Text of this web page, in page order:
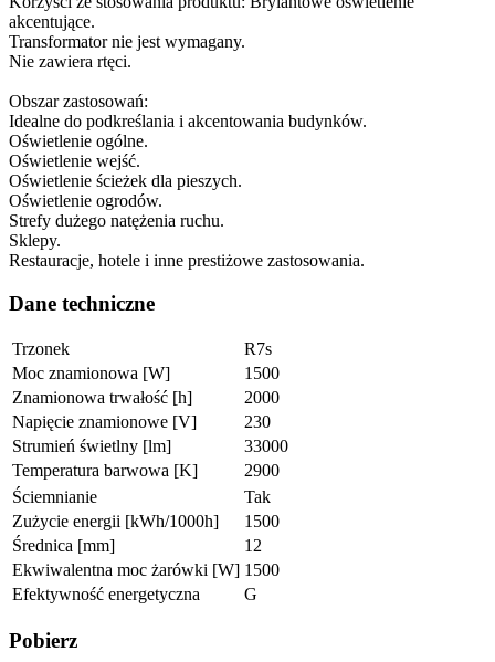
akcentujące.
Transformator nie jest wymagany.
Nie zawiera rtęci.
Obszar zastosowań:
Idealne do podkreślania i akcentowania budynków.
Oświetlenie ogólne.
Oświetlenie wejść.
Oświetlenie ścieżek dla pieszych.
Oświetlenie ogrodów.
Strefy dużego natężenia ruchu.
Sklepy.
Restauracje, hotele i inne prestiżowe zastosowania.
Dane techniczne
Trzonek
R7s
Moc znamionowa [W]
1500
Znamionowa trwałość [h]
2000
Napięcie znamionowe [V]
230
Strumień świetlny [lm]
33000
Temperatura barwowa [K]
2900
Ściemnianie
Tak
Zużycie energii [kWh/1000h]
1500
Średnica [mm]
12
Ekwiwalentna moc żarówki [W] 1500
Efektywność energetyczna
G
Pobierz